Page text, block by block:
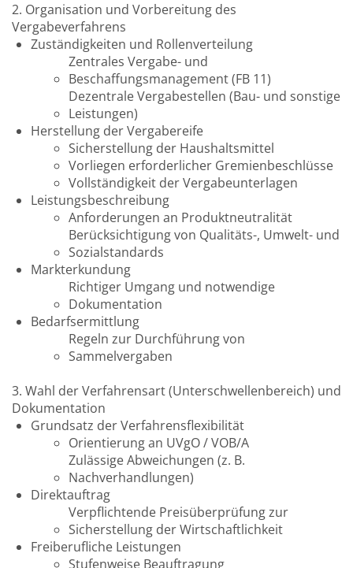
2. Organisation und Vorbereitung des
Vergabeverfahrens
Zuständigkeiten und Rollenverteilung
Zentrales Vergabe- und
Beschaffungsmanagement (FB 11)
Dezentrale Vergabestellen (Bau- und sonstige
Leistungen)
Herstellung der Vergabereife
Sicherstellung der Haushaltsmittel
Vorliegen erforderlicher Gremienbeschlüsse
Vollständigkeit der Vergabeunterlagen
Leistungsbeschreibung
Anforderungen an Produktneutralität
Berücksichtigung von Qualitäts-, Umwelt- und
Sozialstandards
Markterkundung
Richtiger Umgang und notwendige
Dokumentation
Bedarfsermittlung
Regeln zur Durchführung von
Sammelvergaben
3. Wahl der Verfahrensart (Unterschwellenbereich) und
Dokumentation
Grundsatz der Verfahrensflexibilität
Orientierung an UVgO / VOB/A
Zulässige Abweichungen (z. B.
Nachverhandlungen)
Direktauftrag
Verpflichtende Preisüberprüfung zur
Sicherstellung der Wirtschaftlichkeit
Freiberufliche Leistungen
Stufenweise Beauftragung